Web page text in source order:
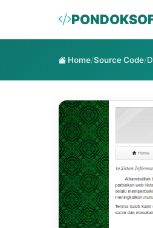
Home/Source Code/